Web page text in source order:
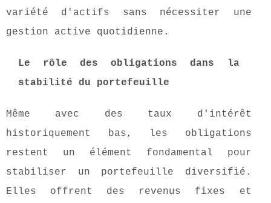
variété d'actifs sans nécessiter une
gestion active quotidienne.
Le rôle des obligations dans la
stabilité du portefeuille
Même avec des taux d'intérêt
historiquement bas, les obligations
restent un élément fondamental pour
stabiliser un portefeuille diversifié.
Elles offrent des revenus fixes et